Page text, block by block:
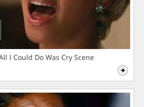
I Could Do Was Cry Scene